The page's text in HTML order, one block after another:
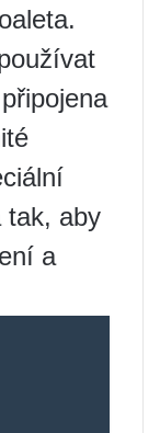
tak, aby
a